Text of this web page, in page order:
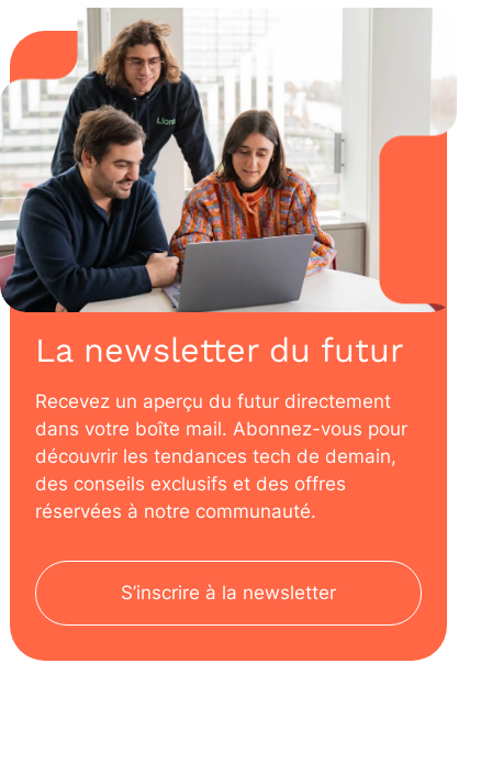
La newsletter du futur
Recevez un aperçu du futur directement
dans votre boîte mail. Abonnez-vous pour
découvrir les tendances tech de demain,
des conseils exclusifs et des offres
réservées à notre communauté.
S’inscrire à la newsletter